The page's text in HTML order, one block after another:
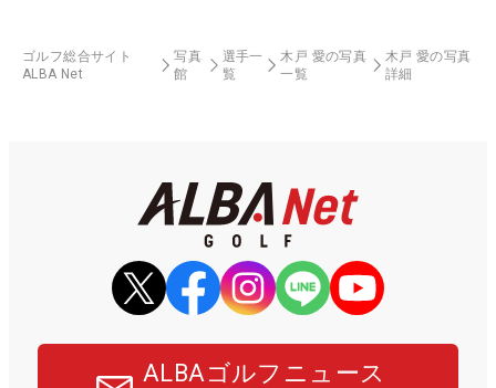
ゴルフ総合サイト
ALBA Net
写真
館
選手一
覧
木戸 愛の写真
一覧
木戸 愛の写真
詳細
ALBAゴルフニュース